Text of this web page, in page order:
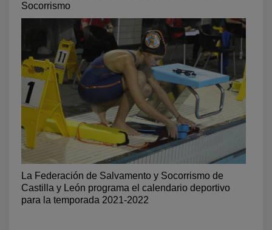
Socorrismo
La Federación de Salvamento y Socorrismo de
Castilla y León programa el calendario deportivo
para la temporada 2021-2022